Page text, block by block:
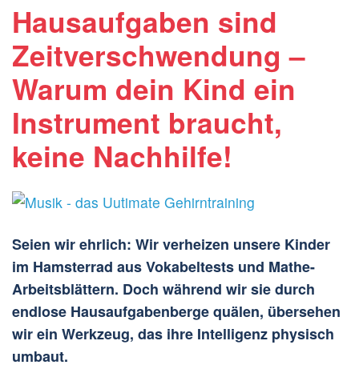
Hausaufgaben sind
Zeitverschwendung –
Warum dein Kind ein
Instrument braucht,
keine Nachhilfe!
Seien wir ehrlich: Wir verheizen unsere Kinder
im Hamsterrad aus Vokabeltests und Mathe-
Arbeitsblättern. Doch während wir sie durch
endlose Hausaufgabenberge quälen, übersehen
wir ein Werkzeug, das ihre Intelligenz physisch
umbaut.